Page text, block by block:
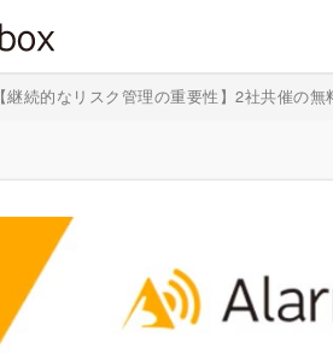
【継続的なリスク管理の重要性】2社共催の無